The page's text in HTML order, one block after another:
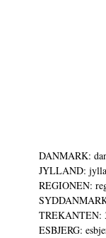
DANMARK:
JYLLAND:
REGIONEN:
TREKANTEN:
ESBJERG: